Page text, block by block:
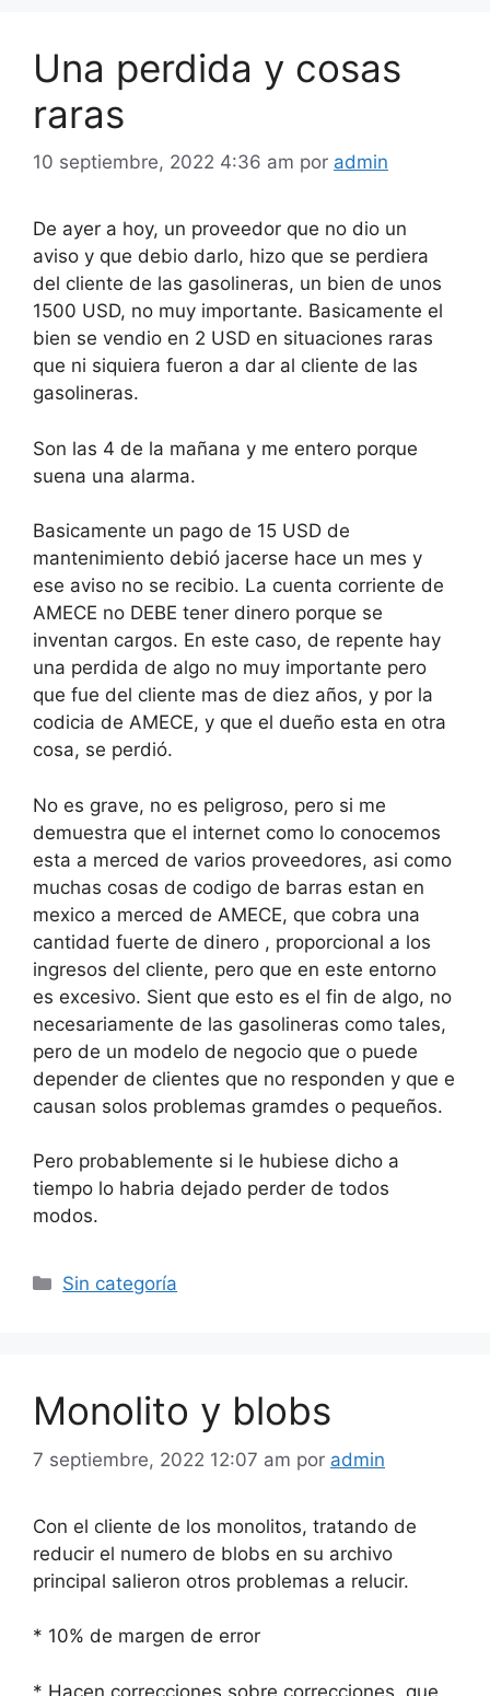
Una perdida y cosas
raras
10 septiembre, 2022 4:36 am por admin
De ayer a hoy, un proveedor que no dio un
aviso y que debio darlo, hizo que se perdiera
del cliente de las gasolineras, un bien de unos
1500 USD, no muy importante. Basicamente el
bien se vendio en 2 USD en situaciones raras
que ni siquiera fueron a dar al cliente de las
gasolineras.
Son las 4 de la mañana y me entero porque
suena una alarma.
Basicamente un pago de 15 USD de
mantenimiento debió jacerse hace un mes y
ese aviso no se recibio. La cuenta corriente de
AMECE no DEBE tener dinero porque se
inventan cargos. En este caso, de repente hay
una perdida de algo no muy importante pero
que fue del cliente mas de diez años, y por la
codicia de AMECE, y que el dueño esta en otra
cosa, se perdió.
No es grave, no es peligroso, pero si me
demuestra que el internet como lo conocemos
esta a merced de varios proveedores, asi como
muchas cosas de codigo de barras estan en
mexico a merced de AMECE, que cobra una
cantidad fuerte de dinero , proporcional a los
ingresos del cliente, pero que en este entorno
es excesivo. Sient que esto es el fin de algo, no
necesariamente de las gasolineras como tales,
pero de un modelo de negocio que o puede
depender de clientes que no responden y que e
causan solos problemas gramdes o pequeños.
Pero probablemente si le hubiese dicho a
tiempo lo habria dejado perder de todos
modos.
Categorías
Sin categoría
Monolito y blobs
7 septiembre, 2022 12:07 am por admin
Con el cliente de los monolitos, tratando de
reducir el numero de blobs en su archivo
principal salieron otros problemas a relucir.
* 10% de margen de error
* Hacen correcciones sobre correcciones, que